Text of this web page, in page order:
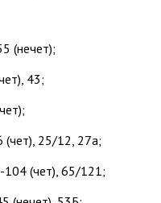
(нечет);
43;
(чет), 25/12, 27а;
104 (чет), 65/121;